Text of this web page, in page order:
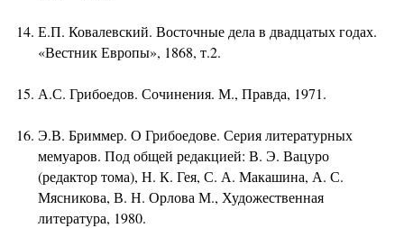
Е.П. Ковалевский. Восточные дела в двадцатых годах.
«Вестник Европы», 1868, т.2.
А.С. Грибоедов. Сочинения. М., Правда, 1971.
Э.В. Бриммер. О Грибоедове. Серия литературных
мемуаров. Под общей редакцией: В. Э. Вацуро
(редактор тома), Н. К. Гея, С. А. Макашина, А. С.
Мясникова, В. Н. Орлова М., Художественная
литература, 1980.